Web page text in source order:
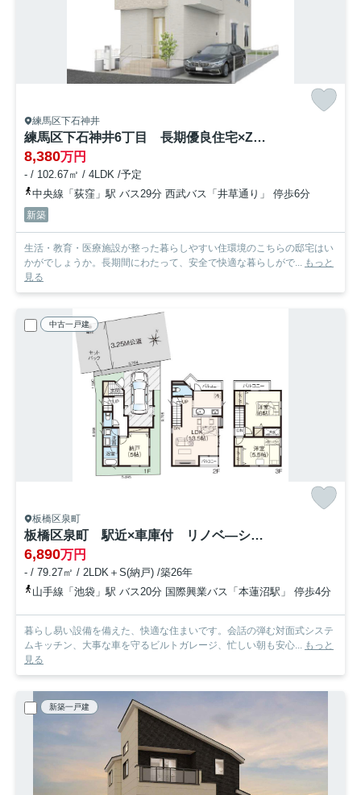
練馬区下石神井
練馬区下石神井6丁目 長期優良住宅×ZEH水準省エネ邸宅 限定1棟
8,380万円
- / 102.67㎡ / 4LDK /予定
中央線「荻窪」駅 バス29分 西武バス「井草通り」 停歩6分
新築
生活・教育・医療施設が整った暮らしやすい住環境のこちらの邸宅はい
かがでしょうか。長期間にわたって、安全で快適な暮らしがで... もっと
見る
中古一戸建
板橋区泉町
板橋区泉町 駅近×車庫付 リノベ―ション住宅
6,890万円
- / 79.27㎡ / 2LDK＋S(納戸) /築26年
山手線「池袋」駅 バス20分 国際興業バス「本蓮沼駅」 停歩4分
暮らし易い設備を備えた、快適な住まいです。会話の弾む対面式システ
ムキッチン、大事な車を守るビルトガレージ、忙しい朝も安心... もっと
見る
新築一戸建